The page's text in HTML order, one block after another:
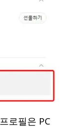
로필은 PC